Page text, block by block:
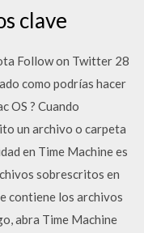
clave
Follow on Twitter 28
como podrías hacer
OS ? Cuando
un archivo o carpeta
en Time Machine es
sobrescritos en
contiene los archivos
abra Time Machine